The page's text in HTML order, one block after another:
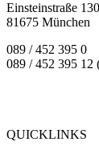
Einsteinstraße 130
81675 München
089 / 452 395 0
089 / 452 395 12
QUICKLINKS